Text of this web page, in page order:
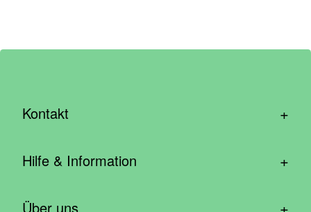
Kontakt +
Kontaktformular
Hilfe & Information +
Über uns +